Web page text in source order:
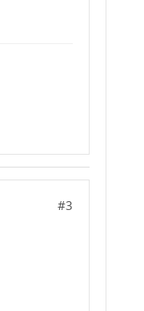
#3